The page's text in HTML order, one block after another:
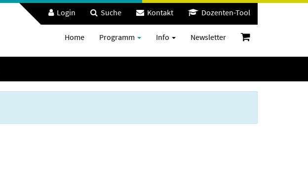
Login Suche Kontakt Dozenten-Tool
Home Programm Info Newsletter